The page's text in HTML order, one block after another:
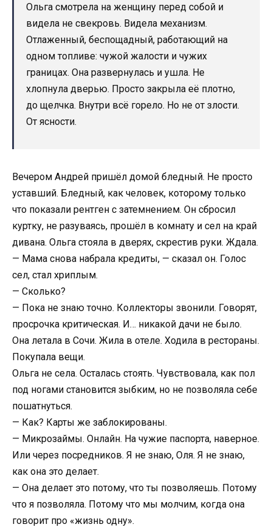
Ольга смотрела на женщину перед собой и
видела не свекровь. Видела механизм.
Отлаженный, беспощадный, работающий на
одном топливе: чужой жалости и чужих
границах. Она развернулась и ушла. Не
хлопнула дверью. Просто закрыла её плотно,
до щелчка. Внутри всё горело. Но не от злости.
От ясности.
Вечером Андрей пришёл домой бледный. Не просто
уставший. Бледный, как человек, которому только
что показали рентген с затемнением. Он сбросил
куртку, не разуваясь, прошёл в комнату и сел на край
дивана. Ольга стояла в дверях, скрестив руки. Ждала.
— Мама снова набрала кредиты, — сказал он. Голос
сел, стал хриплым.
— Сколько?
— Пока не знаю точно. Коллекторы звонили. Говорят,
просрочка критическая. И… никакой дачи не было.
Она летала в Сочи. Жила в отеле. Ходила в рестораны.
Покупала вещи.
Ольга не села. Осталась стоять. Чувствовала, как пол
под ногами становится зыбким, но не позволяла себе
пошатнуться.
— Как? Карты же заблокированы.
— Микрозаймы. Онлайн. На чужие паспорта, наверное.
Или через посредников. Я не знаю, Оля. Я не знаю,
как она это делает.
— Она делает это потому, что ты позволяешь. Потому
что я позволяла. Потому что мы молчим, когда она
говорит про «жизнь одну».